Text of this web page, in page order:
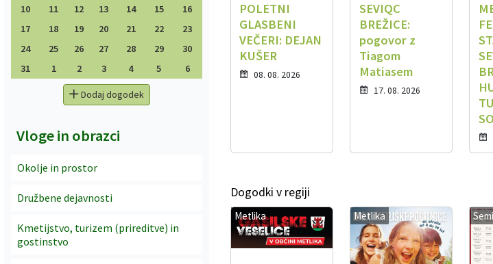
POLETNI
GLASBENI
VEČERI: DEJAN
KUŠER
08. 08. 2026
SEVIQC
BREŽICE:
pogovor z
Tiagom
Matiasem
17. 08. 2026
Dogodki v regiji
Metlika Metlika
10
11 12 13 14 15
16
17
18 19 20 21 22
23
24
25 26 27 28 29
30
31
1 2 3 4 5 6
Dodaj dogodek
Vloge in obrazci
Okolje in prostor
Družbene dejavnosti
Kmetijstvo, turizem (prireditve) in
gostinstvo